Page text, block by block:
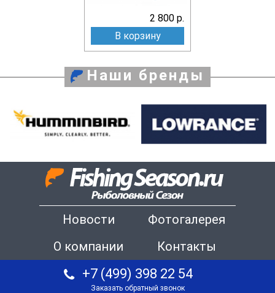
2 800 р.
В корзину
Наши бренды
Новости
Фотогалерея
О компании
Контакты
+7 (499) 398 22 54
Заказать обратный звонок